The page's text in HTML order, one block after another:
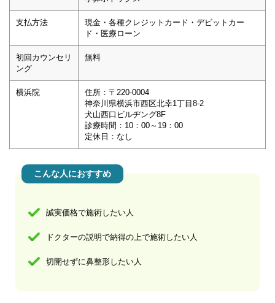
支払方法
現金・各種クレジットカード・デビットカー
ド・医療ローン
初回カウンセリ
ング
無料
横浜院
住所：〒220-0004
神奈川県横浜市西区北幸1丁目8-2
犬山西口ビルヂング8F
診療時間：10：00～19：00
定休日：なし
こんな人におすすめ
誠実価格で施術したい人
ドクターの説明で納得の上で施術したい人
切開せずに鼻整形したい人